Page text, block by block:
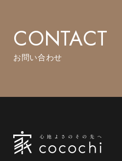
CONTACT
お問い合わせ